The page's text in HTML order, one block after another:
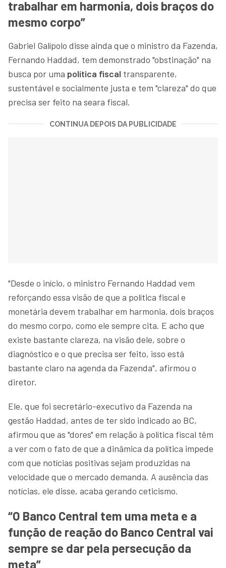
trabalhar em harmonia, dois braços do
mesmo corpo”
Gabriel Galípolo disse ainda que o ministro da Fazenda,
Fernando Haddad, tem demonstrado "obstinação" na
busca por uma política fiscal transparente,
sustentável e socialmente justa e tem "clareza" do que
precisa ser feito na seara fiscal.
CONTINUA DEPOIS DA PUBLICIDADE
"Desde o início, o ministro Fernando Haddad vem
reforçando essa visão de que a política fiscal e
monetária devem trabalhar em harmonia, dois braços
do mesmo corpo, como ele sempre cita. E acho que
existe bastante clareza, na visão dele, sobre o
diagnóstico e o que precisa ser feito, isso está
bastante claro na agenda da Fazenda", afirmou o
diretor.
Ele, que foi secretário-executivo da Fazenda na
gestão Haddad, antes de ter sido indicado ao BC,
afirmou que as "dores" em relação à política fiscal têm
a ver com o fato de que a dinâmica da política impede
com que notícias positivas sejam produzidas na
velocidade que o mercado demanda. A ausência das
notícias, ele disse, acaba gerando ceticismo.
“O Banco Central tem uma meta e a
função de reação do Banco Central vai
sempre se dar pela persecução da
meta”